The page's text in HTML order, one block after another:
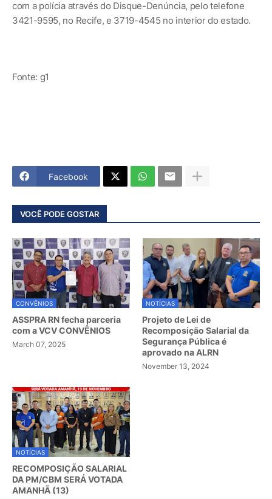
com a polícia através do Disque-Denúncia, pelo telefone
3421-9595, no Recife, e 3719-4545 no interior do estado.
Fonte: g1
Facebook
VOCÊ PODE GOSTAR
CONVÊNIOS
ASSPRA RN fecha parceria
com a VCV CONVÊNIOS
March 07, 2025
NOTÍCIAS
Projeto de Lei de
Recomposição Salarial da
Segurança Pública é
aprovado na ALRN
November 13, 2024
NOTÍCIAS
RECOMPOSIÇÃO SALARIAL
DA PM/CBM SERÁ VOTADA
AMANHÃ (13)